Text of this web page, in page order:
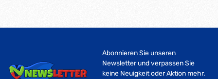
Abonnieren Sie unseren
Newsletter und verpassen Sie
keine Neuigkeit oder Aktion mehr.